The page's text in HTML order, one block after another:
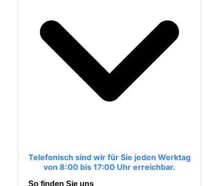
Telefonisch sind wir für Sie jeden Werktag
von 8:00 bis 17:00 Uhr erreichbar.
So finden Sie uns